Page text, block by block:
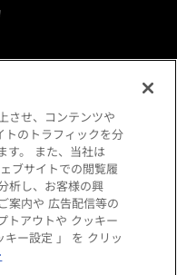
All rights reserved.
シー
ー
て
させ、コンテンツや
トのトラフィックを分
す。 また、当社は
ブサイトでの閲覧履
析し、お客様の興
案内や 広告配信等の
トアウトや クッキー
ー設定 」 を クリッ